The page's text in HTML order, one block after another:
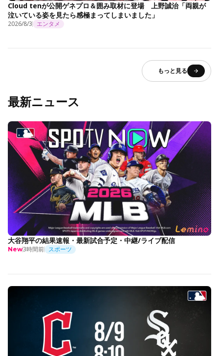
Cloud tenが公開ゲネプロ＆囲み取材に登場 上野誠治「両親が
泣いている姿を見たら感極まってしまいました」
2026/8/3 エンタメ
もっと見る
最新ニュース
大谷翔平の結果速報・最新試合予定・中継/ライブ配信
New3時間前 スポーツ